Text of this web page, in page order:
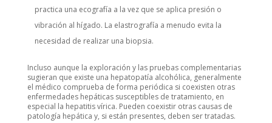
practica una ecografía a la vez que se aplica presión o
vibración al hígado. La elastrografía a menudo evita la
necesidad de realizar una biopsia.
Incluso aunque la exploración y las pruebas complementarias
sugieran que existe una hepatopatía alcohólica, generalmente
el médico comprueba de forma periódica si coexisten otras
enfermedades hepáticas susceptibles de tratamiento, en
especial la hepatitis vírica. Pueden coexistir otras causas de
patología hepática y, si están presentes, deben ser tratadas.